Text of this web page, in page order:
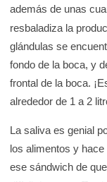
b
l
i
o
e
c
a
además de unas
resbaladiza la
glándulas se
fondo de la boca, y
frontal de la boca.
alrededor de 1 a 2
La saliva es genial
los alimentos y
ese sándwich de